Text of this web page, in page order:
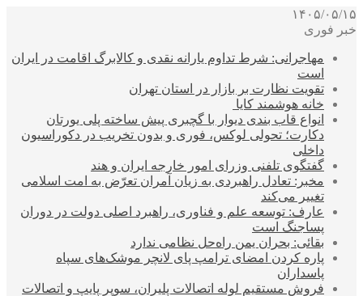
۱۴۰۵/۰۵/۱۵
خبر فوری
مهاجرانی: شرط تداوم یارانه نقدی و کالابرگ اقامت در ایران
است
تقویت نظارت بر بازار در استان تهران
خانه هوشمند کایا
انواع قاب بندی دیوار با گچبری پیش ساخته پلی یورتان
دکارت؛ تحولی لوکس، فوری و بدون تخریب در دکوراسیون
داخلی
گفتگوی تلفنی وزرای امور خارجه ایران و هند
مخبر: تعادل راهبردی به زیان آمران تعرّض به امت اسلامی
تغییر می‌کند
عارف: توسعه علم و فناوری، راهبرد اصلی دولت در دوران
پساجنگ است
بقائی: بحران یمن راه‌حل نظامی ندارد
پاره کردن امضای ترامپ پای لانچر موشک‌های سپاه
پاسداران
فروش مستقیم لوله اتصالات پلیران، سوپر پایپ و اتصالات